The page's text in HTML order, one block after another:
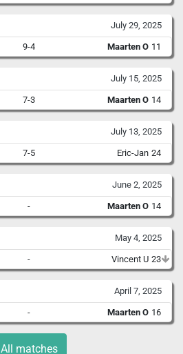
July 29, 2025
9-4 Maarten O 11
July 15, 2025
7-3 Maarten O 14
July 13, 2025
7-5 Eric-Jan 24
June 2, 2025
- Maarten O 14
May 4, 2025
- Vincent U 23
April 7, 2025
- Maarten O 16
All matches